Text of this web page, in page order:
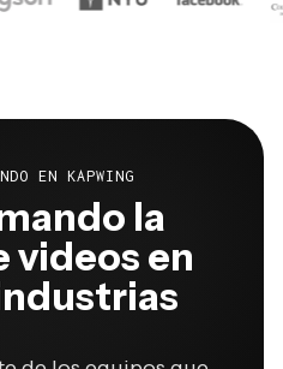
la
en
mejor y se